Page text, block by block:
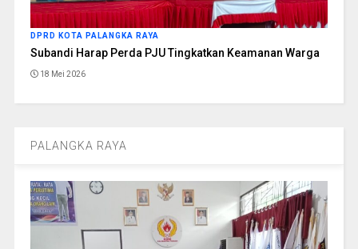
DPRD KOTA PALANGKA RAYA
Subandi Harap Perda PJU Tingkatkan Keamanan Warga
18 Mei 2026
PALANGKA RAYA